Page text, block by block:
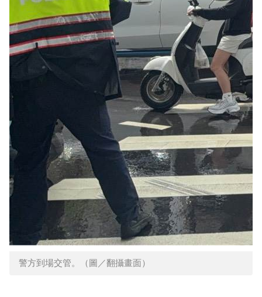
警方到場交管。（圖／翻攝畫面）